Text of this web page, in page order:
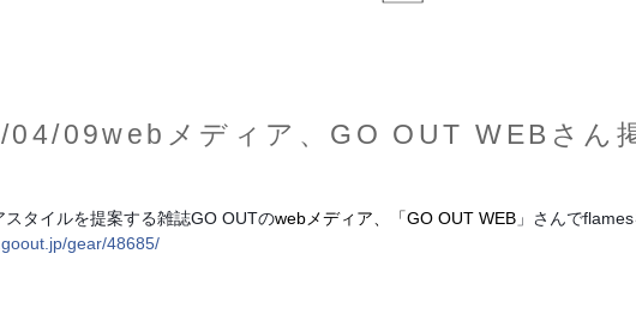
04/09webメディア、GO OUT WEBさん
スタイルを提案する雑誌GO OUTのwebメディア、 「GO OUT WEB 」さんで
gear/48685/